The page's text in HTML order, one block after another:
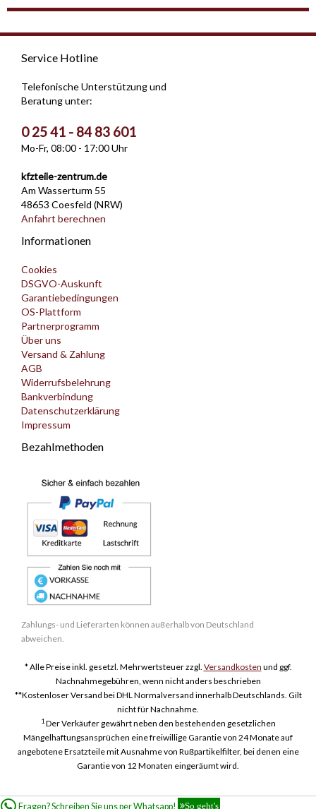
Service Hotline
Telefonische Unterstützung und
Beratung unter:
0 25 41 - 84 83 601
Mo-Fr, 08:00 - 17:00 Uhr
kfzteile-zentrum.de
Am Wasserturm 55
48653 Coesfeld (NRW)
Anfahrt berechnen
Informationen
Cookies
DSGVO-Auskunft
Garantiebedingungen
OS-Plattform
Partnerprogramm
Über uns
Versand & Zahlung
AGB
Widerrufsbelehrung
Bankverbindung
Datenschutzerklärung
Impressum
Bezahlmethoden
Zahlungs- und Lieferarten können außerhalb von Deutschland
abweichen.
Fragen? Schreiben Sie uns per Whatsapp! So geht's
* Alle Preise inkl. gesetzl. Mehrwertsteuer zzgl. Versandkosten und ggf.
Nachnahmegebühren, wenn nicht anders beschrieben
**Kostenloser Versand bei DHL Normalversand innerhalb Deutschlands. Gilt
nicht für Nachnahme.
1Der Verkäufer gewährt neben den bestehenden gesetzlichen
Mängelhaftungsansprüchen eine freiwillige Garantie von 24 Monate auf
angebotene Ersatzteile mit Ausnahme von Rußpartikelfilter, bei denen eine
Garantie von 12 Monaten eingeräumt wird.